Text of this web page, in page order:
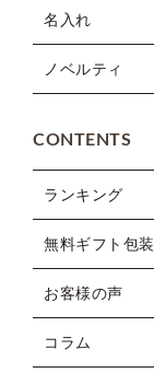
名入れ
ノベルティ
CONTENTS
ランキング
無料ギフト包装
お客様の声
コラム